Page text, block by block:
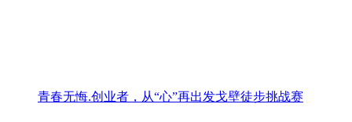
青春无悔.创业者，从“心”再出发戈壁徒步挑战赛